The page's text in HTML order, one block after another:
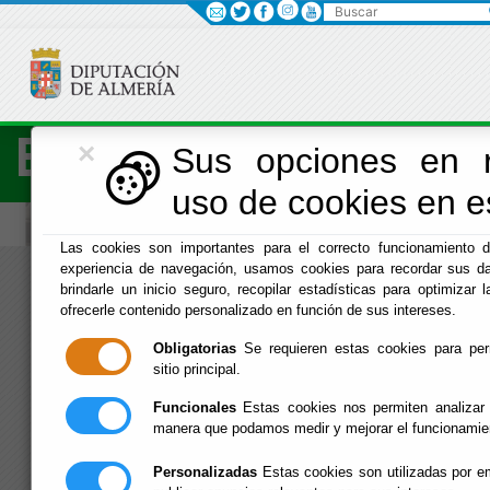
×
Sus opciones en
uso de cookies en
Las cookies son importantes para el correcto funcionamiento
experiencia de navegación, usamos cookies para recordar sus
brindarle un inicio seguro, recopilar estadísticas para optimizar
ofrecerle contenido personalizado en función de sus intereses.
Obligatorias Se requieren estas cookies para
sitio principal.
Funcionales Estas cookies nos permiten
manera que podamos medir y mejorar el
Personalizadas Estas cookies son utilizadas por
Economía
Menú Hacienda
Buscar